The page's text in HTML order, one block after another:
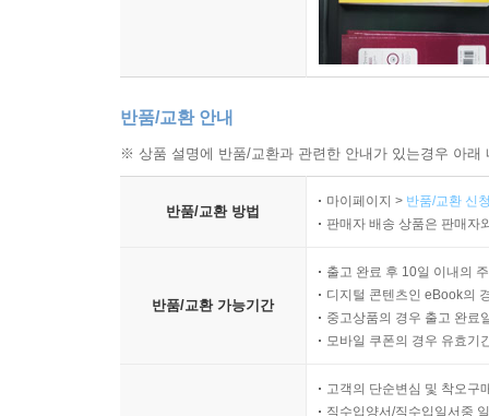
반품/교환 안내
※ 상품 설명에 반품/교환과 관련한 안내가 있는경우 아
반품/교환 방법
마이페이지 > 반품/교환 신
판매자 배송 상품은 판매자
반품/교환 가능기간
출고 완료 후 10일 이내의
디지털 콘텐츠인 eBook의
중고상품의 경우 출고 완료
모바일 쿠폰의 경우 유효기
고객의 단순변심 및 착오구
직수입양서/직수입일서중